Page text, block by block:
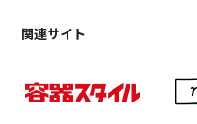
関連サイト